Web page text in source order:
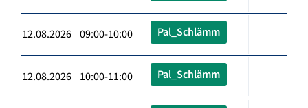
12.08.2026 09:00-10:00 Pal_Schlämm
12.08.2026 10:00-11:00 Pal_Schlämm